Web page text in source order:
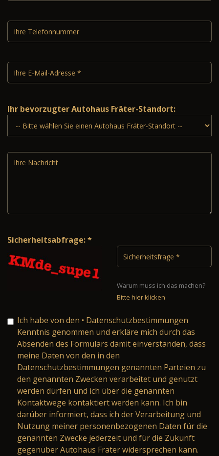
Ihr bevorzugter Autohaus Fräter-Standort:
Sicherheitsabfrage: *
Warum muss ich das machen?
Bitte hier klicken
Ich habe von den • Datenschutzbestimmungen
Kenntnis genommen und erkläre mich durch das
Absenden des Formulars damit einverstanden, dass
meine Daten von den in den
Datenschutzbestimmungen genannten Parteien zu
den genannten Zwecken verarbeitet und genutzt
werden dürfen und ich über die genannten
Kontaktwege kontaktiert werden kann. Ich bin
darüber informiert, dass ich der Verarbeitung und
Nutzung meiner personenbezogenen Daten für die
genannten Zwecke jederzeit und für die Zukunft
gegenüber Autohaus Fräter widersprechen kann.